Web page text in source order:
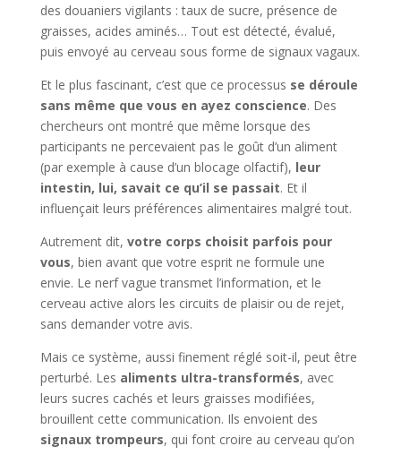
des douaniers vigilants : taux de sucre, présence de
graisses, acides aminés… Tout est détecté, évalué,
puis envoyé au cerveau sous forme de signaux vagaux.
Et le plus fascinant, c’est que ce processus se déroule
sans même que vous en ayez conscience. Des
chercheurs ont montré que même lorsque des
participants ne percevaient pas le goût d’un aliment
(par exemple à cause d’un blocage olfactif), leur
intestin, lui, savait ce qu’il se passait. Et il
influençait leurs préférences alimentaires malgré tout.
Autrement dit, votre corps choisit parfois pour
vous, bien avant que votre esprit ne formule une
envie. Le nerf vague transmet l’information, et le
cerveau active alors les circuits de plaisir ou de rejet,
sans demander votre avis.
Mais ce système, aussi finement réglé soit-il, peut être
perturbé. Les aliments ultra-transformés, avec
leurs sucres cachés et leurs graisses modifiées,
brouillent cette communication. Ils envoient des
signaux trompeurs, qui font croire au cerveau qu’on